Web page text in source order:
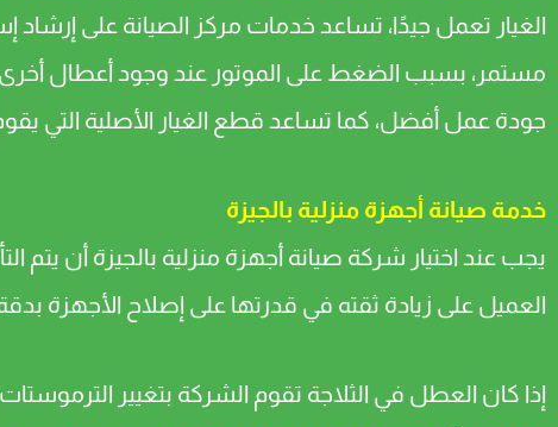
الغيار تعمل جيدًا، تساعد خدمات مركز الصيانة على
مستمر، بسبب الضغط على الموتور عند وجود أعطال أخرى
جودة عمل أفضل، كما تساعد قطع الغيار الأصلية التي يقوم
خدمة صيانة أجهزة منزلية بالجيزة
يجب عند اختيار شركة صيانة أجهزة منزلية بالجيزة أن
العميل على زيادة ثقته في قدرتها على إصلاح الأجهزة
إذا كان العطل في الثلاجة تقوم الشركة بتغيير